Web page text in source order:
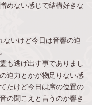
めない感じで結構好きな
ないけど今日は音響の迫
も逃げ出す事でありまし
迫力とかが物足りない感
たけど今日は席の位置の
の聞こえと言うのか響き